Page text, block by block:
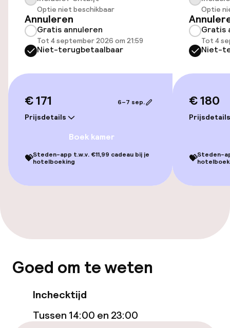
Gratis wifi
Schoonmaakvoorzieningen
Beleid
Optie niet beschikbaar
Annuleren
Gratis annuleren
Tot 4 september 2026 om 21:59
Niet-terugbetaalbaar
€ 171
Prijsdetails
6–7 sep.
Boek kamer
💝Steden-app t.w.v. €11,99 cadeau bij je
hotelboeking
Optie
Gratis
Tot 4
Niet-
€ 180
Prijsdetails
💝Steden-
Goed om te weten
Inchecktijd
Tussen 14:00 en 23:00